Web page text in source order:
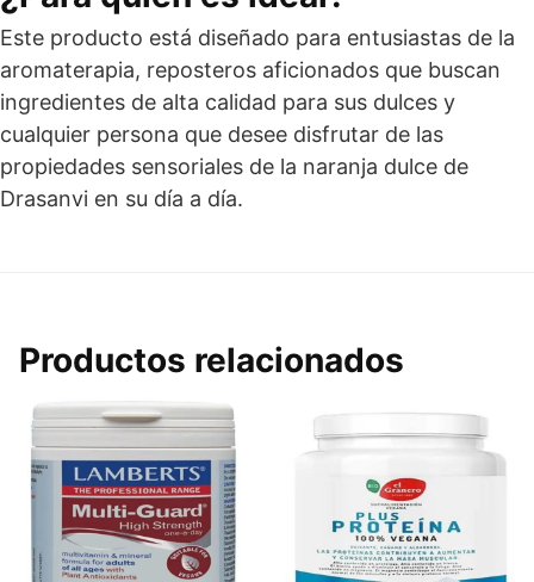
Este producto está diseñado para entusiastas de la
aromaterapia, reposteros aficionados que buscan
ingredientes de alta calidad para sus dulces y
cualquier persona que desee disfrutar de las
propiedades sensoriales de la naranja dulce de
Drasanvi en su día a día.
Productos relacionados